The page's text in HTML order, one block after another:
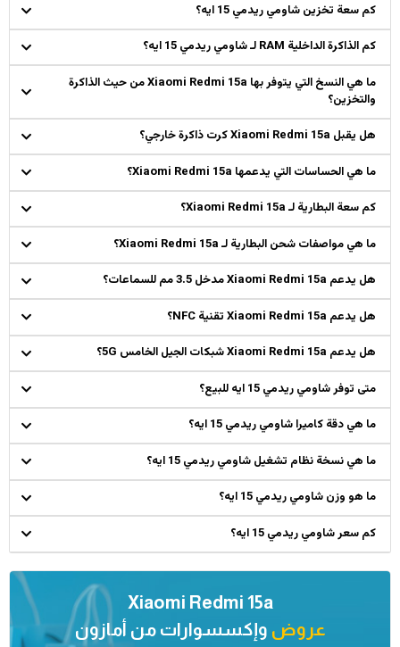
كم سعة تخزين شاومي ريدمي 15 ايه؟
كم الذاكرة الداخلية RAM لـ شاومي ريدمي 15 ايه؟
ما هي النسخ التي يتوفر بها Xiaomi Redmi 15a من حيث الذاكرة
والتخزين؟
هل يقبل Xiaomi Redmi 15a كرت ذاكرة خارجي؟
ما هي الحساسات التي يدعمها Xiaomi Redmi 15a؟
كم سعة البطارية لـ Xiaomi Redmi 15a؟
ما هي مواصفات شحن البطارية لـ Xiaomi Redmi 15a؟
هل يدعم Xiaomi Redmi 15a مدخل 3.5 مم للسماعات؟
هل يدعم Xiaomi Redmi 15a تقنية NFC؟
هل يدعم Xiaomi Redmi 15a شبكات الجيل الخامس 5G؟
متى توفر شاومي ريدمي 15 ايه للبيع؟
ما هي دقة كاميرا شاومي ريدمي 15 ايه؟
ما هي نسخة نظام تشغيل شاومي ريدمي 15 ايه؟
ما هو وزن شاومي ريدمي 15 ايه؟
كم سعر شاومي ريدمي 15 ايه؟
Xiaomi Redmi 15a
عروض وإكسسوارات من أمازون